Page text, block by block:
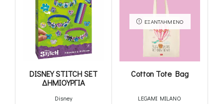
DISNEY STITCH SET
ΔΗΜΙΟΥΡΓΙΑ
Disney
ΕΞΑΝΤΛΗΜΈΝΟ
Cotton Tote Bag
LEGAMI MILANO